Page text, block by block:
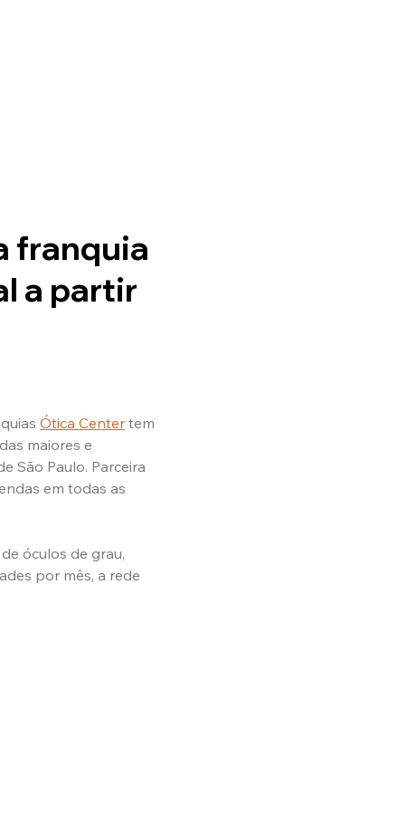
franquia
a partir
Ótica Center tem
maiores e
São Paulo. Parceira
em todas as
óculos de grau,
por mês, a rede